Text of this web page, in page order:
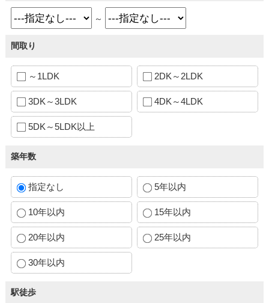
～
間取り
～1LDK 2DK～2LDK
3DK～3LDK 4DK～4LDK
5DK～5LDK以上
築年数
指定なし 5年以内
10年以内 15年以内
20年以内 25年以内
30年以内
駅徒歩